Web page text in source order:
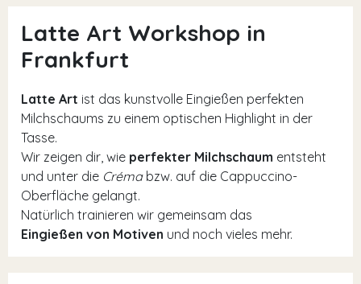
Latte Art Workshop in
Frankfurt
Latte Art ist das kunstvolle Eingießen perfekten
Milchschaums zu einem optischen Highlight in der
Tasse.
Wir zeigen dir, wie perfekter Milchschaum entsteht
und unter die Crémabzw. auf die Cappuccino-
Oberfläche gelangt.
Natürlich trainieren wir gemeinsam das
Eingießen von Motiven und noch vieles mehr.